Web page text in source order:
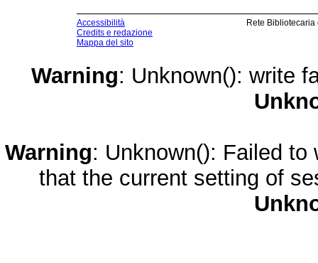
Accessibilità
Credits e redazione
Mappa del sito
Rete
Warning: Unknown(): write
Warning: Unknown(): Failed
that the current setting of